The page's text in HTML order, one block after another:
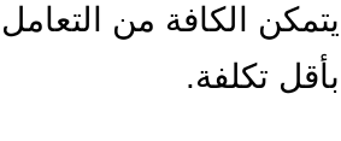
يتمكن الكافة من
بأقل تكلفة.